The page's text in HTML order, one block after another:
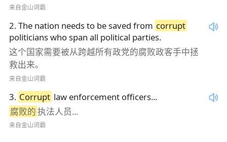
来自金山词霸
2.The nation needs to be saved from corrupt
politicians who span all political parties.
这个国家需要被从跨越所有政党的腐败政客手中拯
救出来。
来自金山词霸
3. Corrupt law enforcement officers...
腐败的执法人员...
来自金山词霸